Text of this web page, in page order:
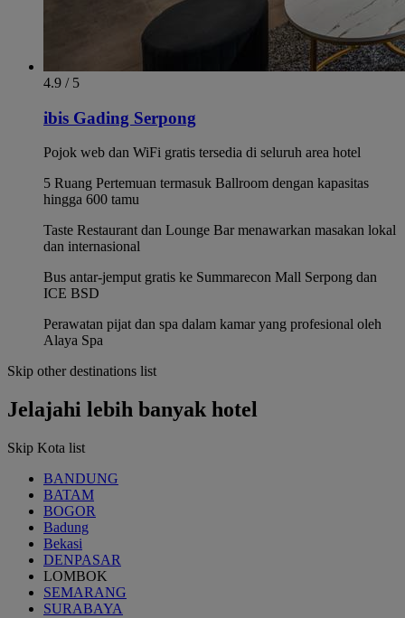
4.9 / 5
ibis Gading Serpong
Pojok web dan WiFi gratis tersedia di seluruh area hotel
5 Ruang Pertemuan termasuk Ballroom dengan kapasitas
hingga 600 tamu
Taste Restaurant dan Lounge Bar menawarkan masakan lokal
dan internasional
Bus antar-jemput gratis ke Summarecon Mall Serpong dan
ICE BSD
Perawatan pijat dan spa dalam kamar yang profesional oleh
Alaya Spa
Skip other destinations list
Jelajahi lebih banyak hotel
Skip Kota list
BANDUNG
BATAM
BOGOR
Badung
Bekasi
DENPASAR
LOMBOK
SEMARANG
SURABAYA